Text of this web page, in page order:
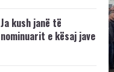
Ja kush janë të
nominuarit e kësaj jave